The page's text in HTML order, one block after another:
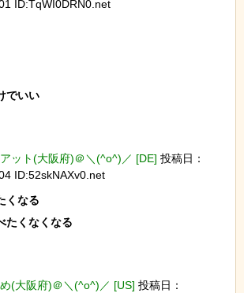
ID:TqWI0DRN0.net
でいい
ット(大阪府)＠＼(^o^)／ [DE] 投稿日：
ID:52skNAXv0.net
くなる
たくなくなる
(大阪府)＠＼(^o^)／ [US] 投稿日：